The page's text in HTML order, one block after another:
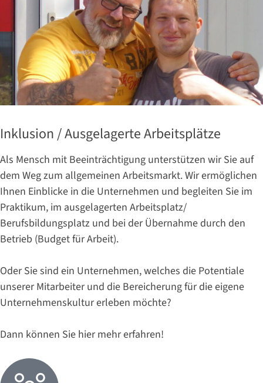
Inklusion / Ausgelagerte Arbeitsplätze
Als Mensch mit Beeinträchtigung unterstützen wir Sie auf
dem Weg zum allgemeinen Arbeitsmarkt. Wir ermöglichen
Ihnen Einblicke in die Unternehmen und begleiten Sie im
Praktikum, im ausgelagerten Arbeitsplatz/
Berufsbildungsplatz und bei der Übernahme durch den
Betrieb (Budget für Arbeit).
Oder Sie sind ein Unternehmen, welches die Potentiale
unserer Mitarbeiter und die Bereicherung für die eigene
Unternehmenskultur erleben möchte?
Dann können Sie hier mehr erfahren!